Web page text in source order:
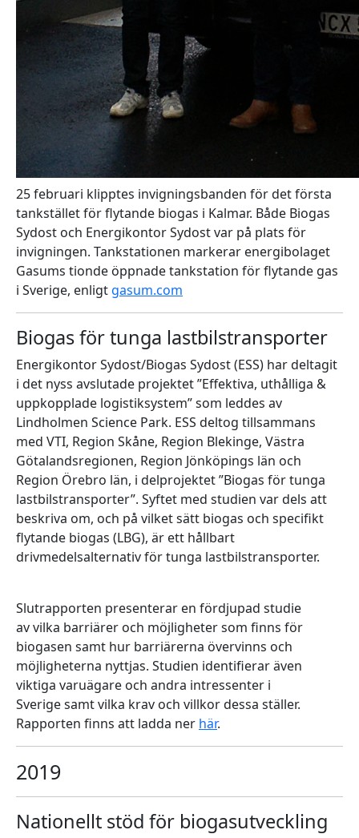
25 februari klipptes invigningsbanden för det första
tankstället för flytande biogas i Kalmar. Både Biogas
Sydost och Energikontor Sydost var på plats för
invigningen. Tankstationen markerar energibolaget
Gasums tionde öppnade tankstation för flytande gas
i Sverige, enligt gasum.com
Biogas för tunga lastbilstransporter
Energikontor Sydost/Biogas Sydost (ESS) har deltagit
i det nyss avslutade projektet ”Effektiva, uthålliga &
uppkopplade logistiksystem” som leddes av
Lindholmen Science Park. ESS deltog tillsammans
med VTI, Region Skåne, Region Blekinge, Västra
Götalandsregionen, Region Jönköpings län och
Region Örebro län, i delprojektet ”Biogas för tunga
lastbilstransporter”. Syftet med studien var dels att
beskriva om, och på vilket sätt biogas och specifikt
flytande biogas (LBG), är ett hållbart
drivmedelsalternativ för tunga lastbilstransporter.
Slutrapporten presenterar en fördjupad studie
av vilka barriärer och möjligheter som finns för
biogasen samt hur barriärerna övervinns och
möjligheterna nyttjas. Studien identifierar även
viktiga varuägare och andra intressenter i
Sverige samt vilka krav och villkor dessa ställer.
Rapporten finns att ladda ner här.
2019
Nationellt stöd för biogasutveckling